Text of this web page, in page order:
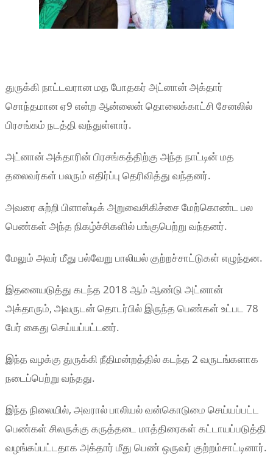
துருக்கி நாட்டவரான மத போதகர் அட்னான் அக்தார்
சொந்தமான ஏ9 என்ற ஆன்லைன் தொலைக்காட்சி சேனலில்
பிரசங்கம் நடத்தி வந்துள்ளார்.
அட்னான் அக்தாரின் பிரசங்கத்திற்கு அந்த நாட்டின் மத
தலைவர்கள் பலரும் எதிர்ப்பு தெரிவித்து வந்தனர்.
அவரை சுற்றி பிளாஸ்டிக் அறுவைசிகிச்சை மேற்கொண்ட பல
பெண்கள் அந்த நிகழ்ச்சிகளில் பங்குபெற்று வந்தனர்.
மேலும் அவர் மீது பல்வேறு பாலியல் குற்றச்சாட்டுகள் எழுந்தன.
இதனையடுத்து கடந்த 2018 ஆம் ஆண்டு அட்னான்
அக்தாரும், அவருடன் தொடர்பில் இருந்த பெண்கள் உட்பட 78
பேர் கைது செய்யப்பட்டனர்.
இந்த வழக்கு துருக்கி நீதிமன்றத்தில் கடந்த 2 வருடங்களாக
நடைப்பெற்று வந்தது.
இந்த நிலையில், அவரால் பாலியல் வன்கொடுமை செய்யப்பட்ட
பெண்கள் சிலருக்கு கருத்தடை மாத்திரைகள் கட்டாயப்படுத்தி
வழங்கப்பட்டதாக அக்தார் மீது பெண் ஒருவர் குற்றம்சாட்டினார்.